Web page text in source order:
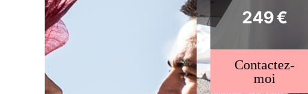
249 €
Contactez-
moi